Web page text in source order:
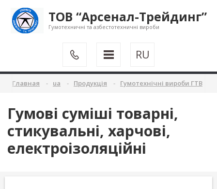
ТОВ “Арсенал-Трейдинг”
Гумотехничні та азбестотехничні вироби
RU
Главная ua Продукція Гумотехнічні вироби ГТВ
Гумові суміші товарні,
стикувальні, харчові,
електроізоляційні